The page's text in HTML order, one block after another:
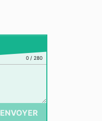
0 /280
ENVOYER